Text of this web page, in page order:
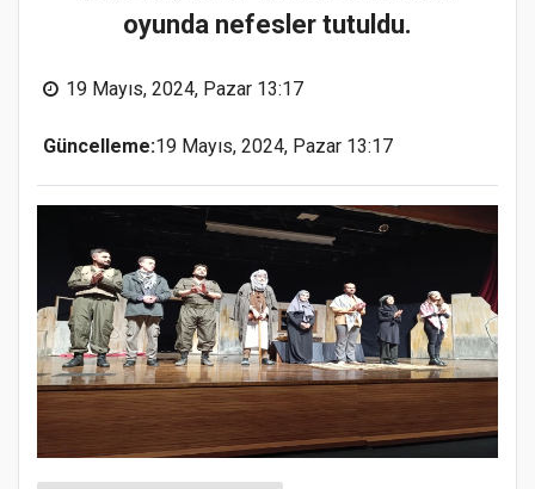
oyunda nefesler tutuldu.
19 Mayıs, 2024, Pazar 13:17
Güncelleme:19 Mayıs, 2024, Pazar 13:17